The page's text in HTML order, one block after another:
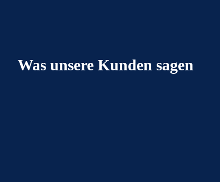
Was unsere Kunden sagen